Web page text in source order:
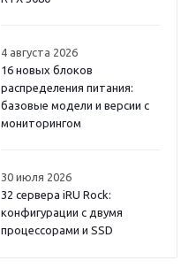
4 августа 2026
16 новых блоков
распределения питания:
базовые модели и версии с
мониторингом
30 июля 2026
32 сервера iRU Rock:
конфигурации с двумя
процессорами и SSD